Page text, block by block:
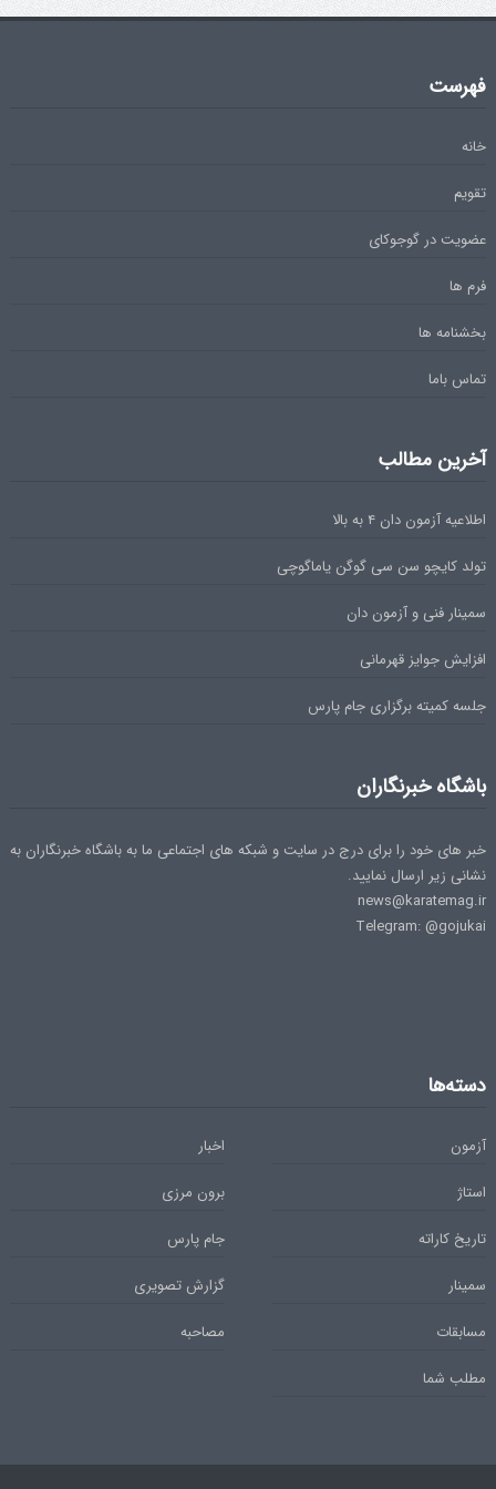
فهرست
خانه
تقویم
عضویت در گوجوکای
فرم ها
بخشنامه ها
تماس باما
آخرین مطالب
اطلاعیه آزمون دان ۴ به بالا
تولد کایچو سن سی گوگن یاماگوچی
سمینار فنی و آزمون دان
افزایش جوایز قهرمانی
جلسه کمیته برگزاری جام پارس
باشگاه خبرنگاران
خبر های خود را برای درج در سایت و شبکه های اجتماعی ما به باشگاه خبرنگاران به
نشانی زیر ارسال نمایید.
news@karatemag.ir
Telegram: @gojukai
دسته‌ها
آزمون
اخبار
استاژ
برون مرزی
تاریخ کاراته
جام پارس
سمینار
گزارش تصویری
مسابقات
مصاحبه
مطلب شما